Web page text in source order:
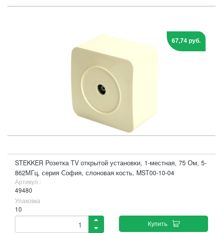
67,74 руб.
STEKKER Розетка TV открытой установки, 1-местная, 75 Ом, 5-
862МГц, серия София, слоновая кость, MST00-10-04
Артикул :
49480
Упаковка
10
Купить